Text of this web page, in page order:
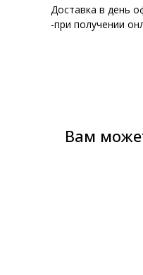
Доставка в день
-при получении
Вам